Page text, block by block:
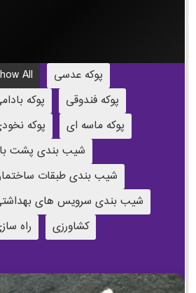
All
پوکه عدسی
پوکه
پوکه فندوقی
پوکه
پوکه ماسه ای
شیب بندی پشت
شیب بندی طبقات
شیب بندی سرویس های
راه
کشاورزی